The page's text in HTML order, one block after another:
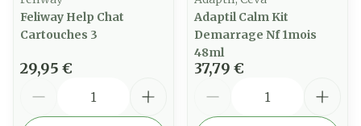
Feliway Help Chat
Cartouches 3
29,95 €
Adaptil Calm Kit
Demarrage Nf 1mois
48ml
37,79 €